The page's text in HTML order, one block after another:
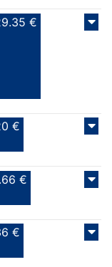
€
€
€
€